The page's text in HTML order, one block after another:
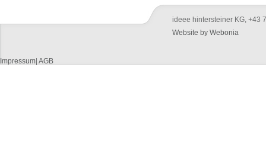
ideee hintersteiner KG, +43
Website by Webonia
Impressum AGB